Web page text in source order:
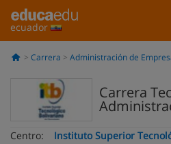
ecuador
Carrera Administración de
Carrera
Centro:
Instituto Superior